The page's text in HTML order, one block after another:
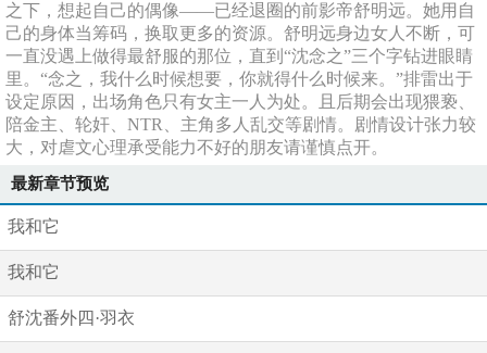
之下，想起自己的偶像——已经退圈的前影帝舒明远。她用自
己的身体当筹码，换取更多的资源。舒明远身边女人不断，可
一直没遇上做得最舒服的那位，直到“沈念之”三个字钻进眼睛
里。“念之，我什么时候想要，你就得什么时候来。”排雷出于
设定原因，出场角色只有女主一人为处。且后期会出现猥亵、
陪金主、轮奸、NTR、主角多人乱交等剧情。剧情设计张力较
大，对虐文心理承受能力不好的朋友请谨慎点开。
最新章节预览
我和它
我和它
舒沈番外四·羽衣